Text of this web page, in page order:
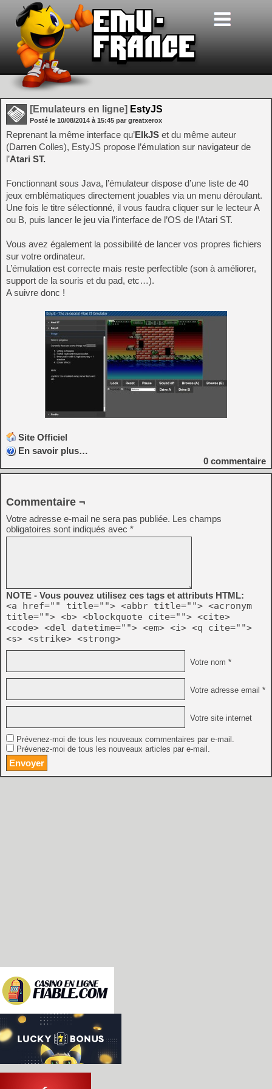
[Emulateurs en ligne] EstyJS
Posté le 10/08/2014 à 15:45 par greatxerox
Reprenant la même interface qu’ElkJS et du même auteur
(Darren Colles), EstyJS propose l’émulation sur navigateur de
l’Atari ST.
Fonctionnant sous Java, l’émulateur dispose d’une liste de 40
jeux emblématiques directement jouables via un menu déroulant.
Une fois le titre sélectionné, il vous faudra cliquer sur le lecteur A
ou B, puis lancer le jeu via l’interface de l’OS de l’Atari ST.
Vous avez également la possibilité de lancer vos propres fichiers
sur votre ordinateur.
L’émulation est correcte mais reste perfectible (son à améliorer,
support de la souris et du pad, etc…).
A suivre donc !
Site Officiel
En savoir plus…
0 commentaire
Commentaire ¬
Votre adresse e-mail ne sera pas publiée. Les champs
obligatoires sont indiqués avec *
NOTE - Vous pouvez utilisez ces tags et attributs HTML:
<a href="" title=""> <abbr title=""> <acronym
title=""> <b> <blockquote cite=""> <cite>
<code> <del datetime=""> <em> <i> <q cite="">
<s> <strike> <strong>
Votre nom *
Votre adresse email *
Votre site internet
Prévenez-moi de tous les nouveaux commentaires par e-mail.
Prévenez-moi de tous les nouveaux articles par e-mail.